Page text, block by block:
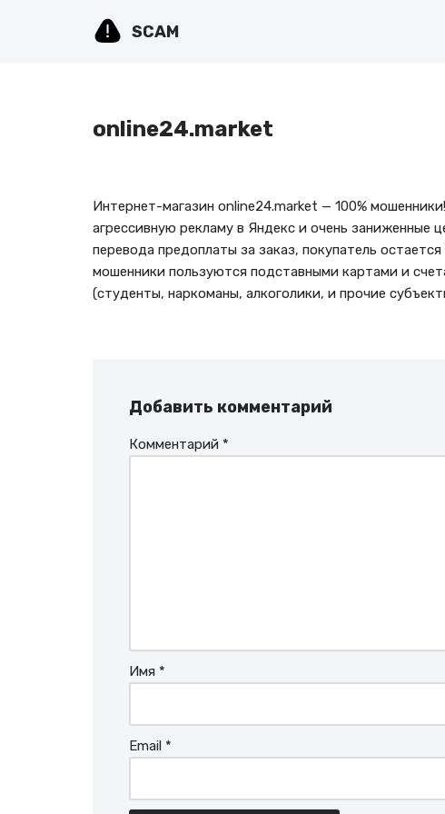
SCAM
online24.market
Интернет-магазин online24.market — 100%
агрессивную рекламу в Яндекс и очень заниженные
перевода предоплаты за заказ, покупатель
мошенники пользуются подставными картами и
(студенты, наркоманы, алкоголики, и прочие
Добавить комментарий
Комментарий *
Имя *
Email *